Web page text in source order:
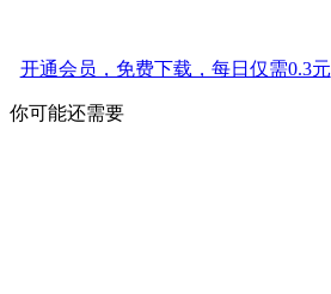
开通会员，免费下载，每日仅需0.3元
你可能还需要